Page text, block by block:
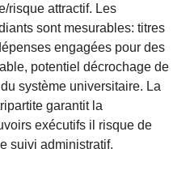
risque attractif. Les
sont mesurables: titres
engagées pour des
potentiel décrochage de
système universitaire. La
garantit la
exécutifs il risque de
suivi administratif.